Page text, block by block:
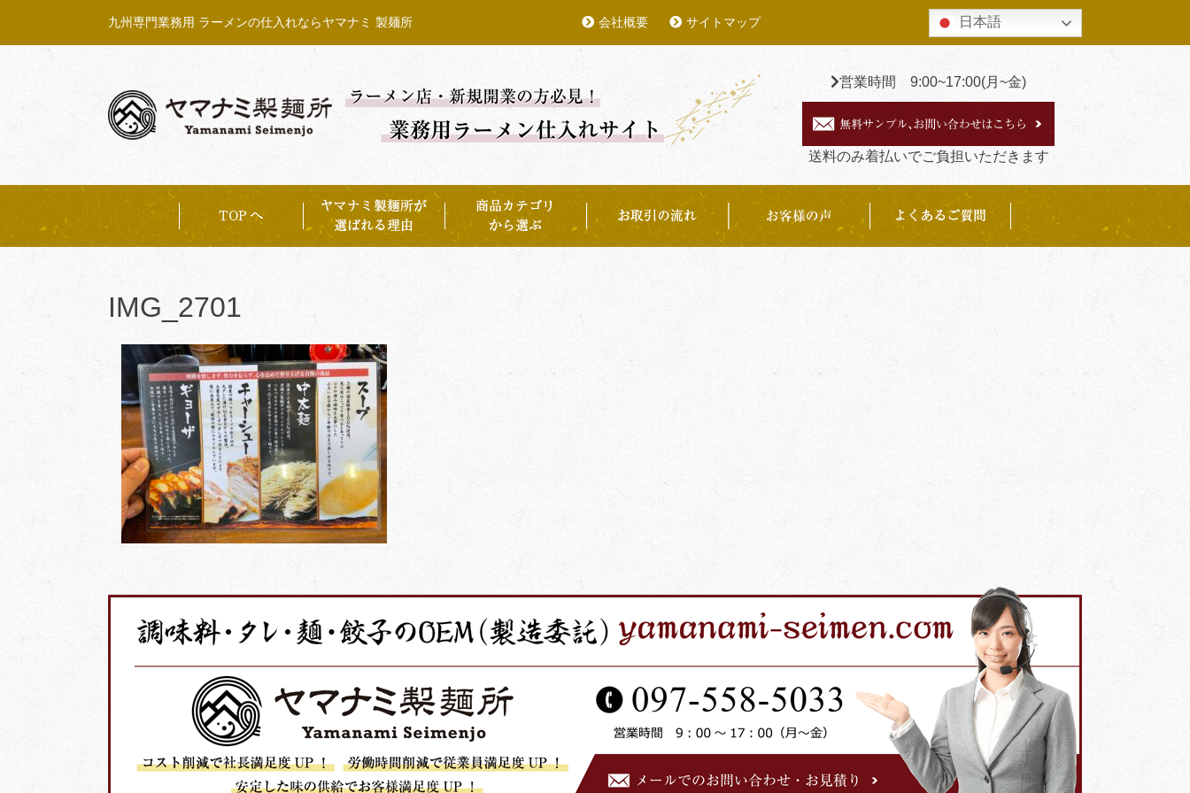
九州専門業務用 ラーメンの仕入れならヤマナミ 製麺所 会社概要 サイトマップ 日本語
営業時間 9:00~17:00(月~金)
送料のみ着払いでご負担いただきます
IMG_2701